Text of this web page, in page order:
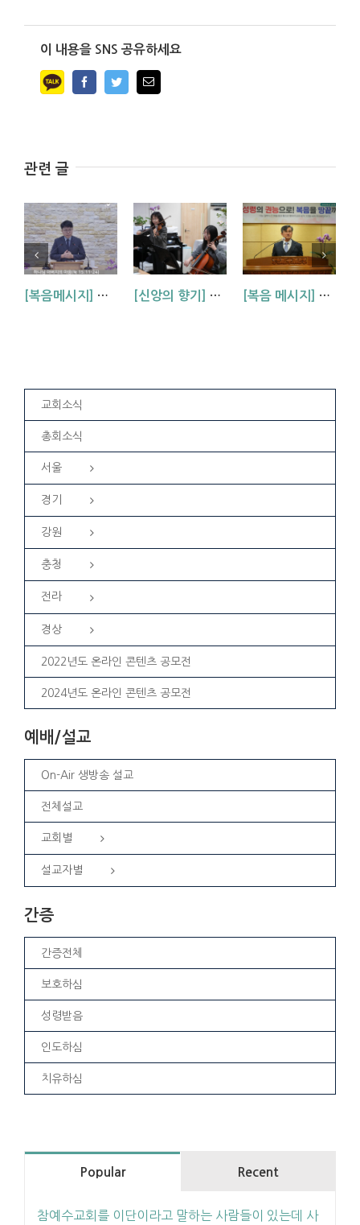
이 내용을 SNS 공유하세요
FacebookTwitterEmail
관련 글
[복음메시지] 하나님 아버지의 마음 (눅15:11~24) [신앙의 향기] 악기 찬양팀 찬양 발표 – 내 진정 사모하는 [복음 메시지] 억지로 지고 간 십자가의 섭리(막 15:16~23)
교회소식
총회소식
서울
경기
강원
충청
전라
경상
2022년도 온라인 콘텐츠 공모전
2024년도 온라인 콘텐츠 공모전
예배/설교
On-Air 생방송 설교
전체설교
교회별
설교자별
간증
간증전체
보호하심
성령받음
인도하심
치유하심
Popular Recent
참예수교회를 이단이라고 말하는 사람들이 있는데 사